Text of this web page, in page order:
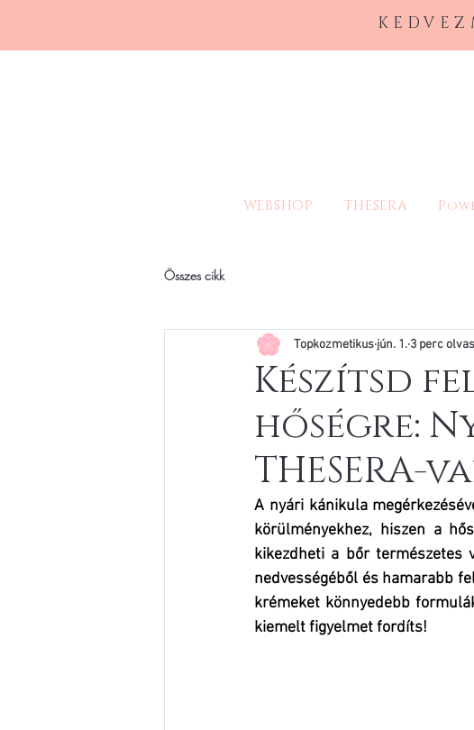
WEBSHOP THESERA
Összes cikk
Készítsd
hőségre:
THESERA-
Topkozmetikus jún. 1. 3 perc
A nyári kánikula
körülményekhez, hiszen a
kikezdheti a bőr természetes
nedvességéből és hamarabb
krémeket könnyedebb
kiemelt figyelmet fordíts!